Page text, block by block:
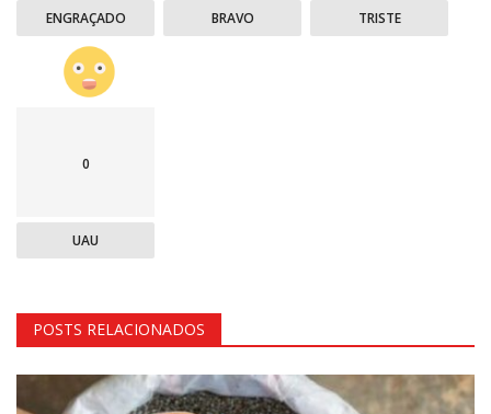
ENGRAÇADO BRAVO TRISTE
0
UAU
POSTS RELACIONADOS